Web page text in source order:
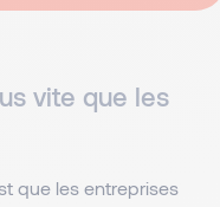
vite que les
que les entreprises